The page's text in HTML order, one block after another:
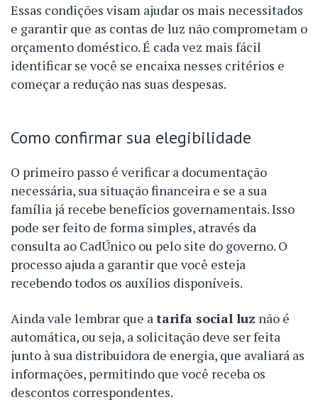
Essas condições visam ajudar os mais necessitados
e garantir que as contas de luz não comprometam o
orçamento doméstico. É cada vez mais fácil
identificar se você se encaixa nesses critérios e
começar a redução nas suas despesas.
Como confirmar sua elegibilidade
O primeiro passo é verificar a documentação
necessária, sua situação financeira e se a sua
família já recebe benefícios governamentais. Isso
pode ser feito de forma simples, através da
consulta ao CadÚnico ou pelo site do governo. O
processo ajuda a garantir que você esteja
recebendo todos os auxílios disponíveis.
Ainda vale lembrar que atarifa social luz não é
automática, ou seja, a solicitação deve ser feita
junto à sua distribuidora de energia, que avaliará as
informações, permitindo que você receba os
descontos correspondentes.